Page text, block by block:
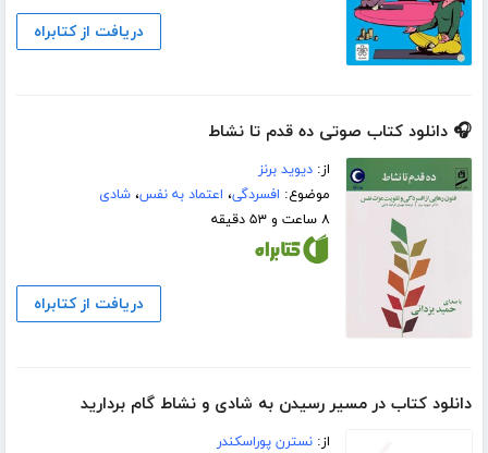
دریافت از کتابراه
🎧 دانلود کتاب صوتی ده قدم تا نشاط
از:دیوید برنز
موضوع: افسردگی، اعتماد به نفس،شادی
۸ ساعت و ۵۳ دقیقه
دریافت از کتابراه
دانلود کتاب در مسیر رسیدن به شادی و نشاط گام بردارید
از:نسترن پوراسکندر